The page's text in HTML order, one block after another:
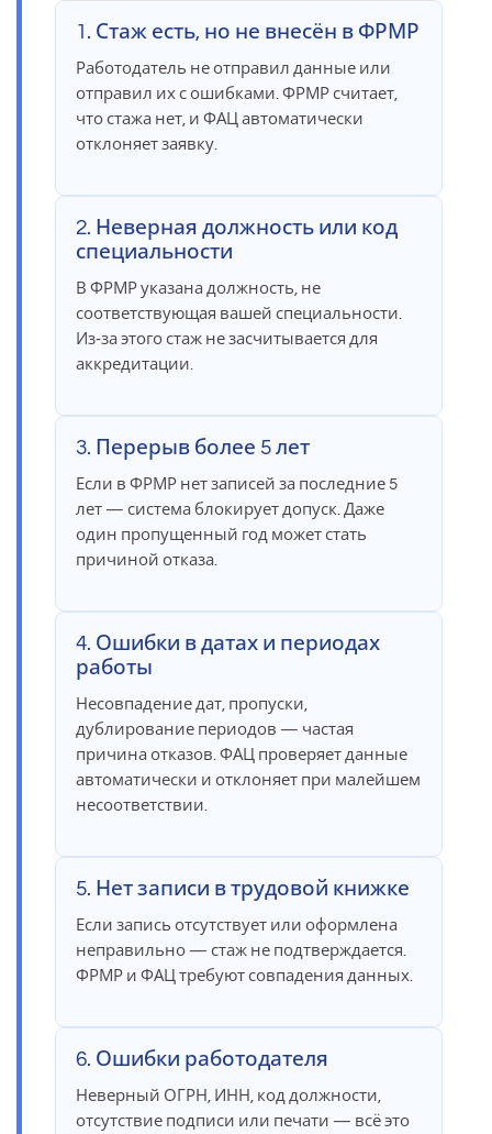
1. Стаж есть, но не внесён в ФРМР
Работодатель не отправил данные или
отправил их с ошибками. ФРМР считает,
что стажа нет, и ФАЦ автоматически
отклоняет заявку.
2. Неверная должность или код
специальности
В ФРМР указана должность, не
соответствующая вашей специальности.
Из‑за этого стаж не засчитывается для
аккредитации.
3. Перерыв более 5 лет
Если в ФРМР нет записей за последние 5
лет — система блокирует допуск. Даже
один пропущенный год может стать
причиной отказа.
4. Ошибки в датах и периодах
работы
Несовпадение дат, пропуски,
дублирование периодов — частая
причина отказов. ФАЦ проверяет данные
автоматически и отклоняет при малейшем
несоответствии.
5. Нет записи в трудовой книжке
Если запись отсутствует или оформлена
неправильно — стаж не подтверждается.
ФРМР и ФАЦ требуют совпадения данных.
6. Ошибки работодателя
Неверный ОГРН, ИНН, код должности,
отсутствие подписи или печати — всё это